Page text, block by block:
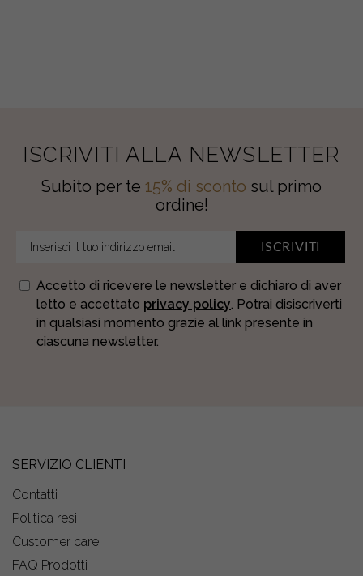
ISCRIVITI ALLA NEWSLETTER
Subito per te 15% di sconto sul primo
ordine!
ISCRIVITI
Accetto di ricevere le newsletter e dichiaro di aver
letto e accettato privacy policy. Potrai disiscriverti
in qualsiasi momento grazie al link presente in
ciascuna newsletter.
SERVIZIO CLIENTI
Contatti
Politica resi
Customer care
FAQ Prodotti